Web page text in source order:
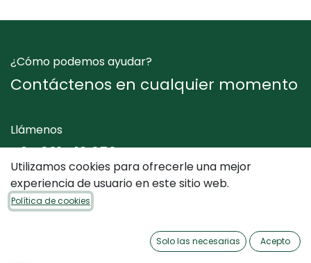
¿Cómo podemos ayudar?
Contáctenos en cualquier momento
Llámenos
+34 961 412 050
Envíenos un mensaje
Utilizamos cookies para ofrecerle una mejor
experiencia de usuario en este sitio web.
Política de cookies
Solo las necesarias Acepto